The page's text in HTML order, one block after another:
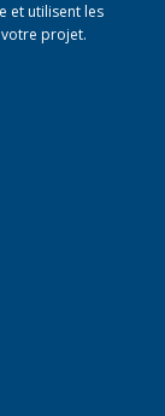
et utilisent les
projet.